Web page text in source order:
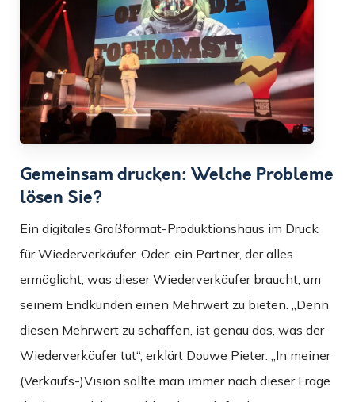
Gemeinsam drucken: Welche Probleme
lösen Sie?
Ein digitales Großformat-Produktionshaus im Druck
für Wiederverkäufer. Oder: ein Partner, der alles
ermöglicht, was dieser Wiederverkäufer braucht, um
seinem Endkunden einen Mehrwert zu bieten. „Denn
diesen Mehrwert zu schaffen, ist genau das, was der
Wiederverkäufer tut“, erklärt Douwe Pieter. „In meiner
(Verkaufs-)Vision sollte man immer nach dieser Frage